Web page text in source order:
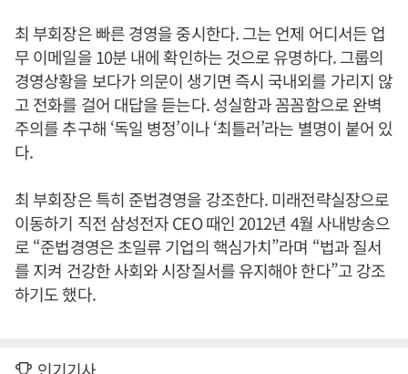
최 부회장은 빠른 경영을 중시한다. 그는 언제 어디서든 업
무 이메일을 10분 내에 확인하는 것으로 유명하다. 그룹의
경영상황을 보다가 의문이 생기면 즉시 국내외를 가리지 않
고 전화를 걸어 대답을 듣는다. 성실함과 꼼꼼함으로 완벽
주의를 추구해 ‘독일 병정’이나 ‘최틀러’라는 별명이 붙어 있
다.
최 부회장은 특히 준법경영을 강조한다. 미래전략실장으로
이동하기 직전 삼성전자 CEO 때인 2012년 4월 사내방송으
로 “준법경영은 초일류 기업의 핵심가치”라며 “법과 질서
를 지켜 건강한 사회와 시장질서를 유지해야 한다”고 강조
하기도 했다.